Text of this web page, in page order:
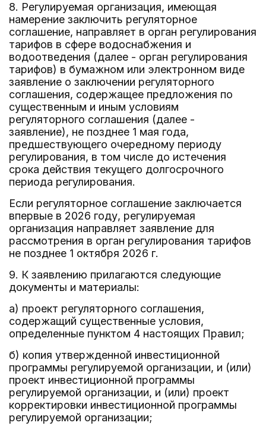
8. Регулируемая организация, имеющая
намерение заключить регуляторное
соглашение, направляет в орган регулирования
тарифов в сфере водоснабжения и
водоотведения (далее - орган регулирования
тарифов) в бумажном или электронном виде
заявление о заключении регуляторного
соглашения, содержащее предложения по
существенным и иным условиям
регуляторного соглашения (далее -
заявление), не позднее 1 мая года,
предшествующего очередному периоду
регулирования, в том числе до истечения
срока действия текущего долгосрочного
периода регулирования.
Если регуляторное соглашение заключается
впервые в 2026 году, регулируемая
организация направляет заявление для
рассмотрения в орган регулирования тарифов
не позднее 1 октября 2026 г.
9. К заявлению прилагаются следующие
документы и материалы:
а) проект регуляторного соглашения,
содержащий существенные условия,
определенные пунктом 4 настоящих Правил;
б) копия утвержденной инвестиционной
программы регулируемой организации, и (или)
проект инвестиционной программы
регулируемой организации, и (или) проект
корректировки инвестиционной программы
регулируемой организации;